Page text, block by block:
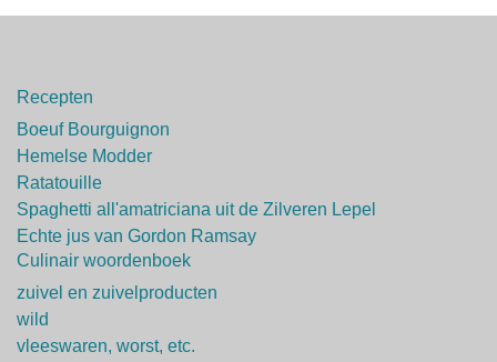
Recepten
Boeuf Bourguignon
Hemelse Modder
Ratatouille
Spaghetti all'amatriciana uit de Zilveren Lepel
Echte jus van Gordon Ramsay
Culinair woordenboek
zuivel en zuivelproducten
wild
vleeswaren, worst, etc.